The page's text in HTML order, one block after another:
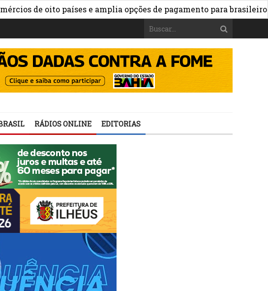
de oito países e amplia opções de pagamento para brasileiros no
RÁDIOS ONLINE EDITORIAS